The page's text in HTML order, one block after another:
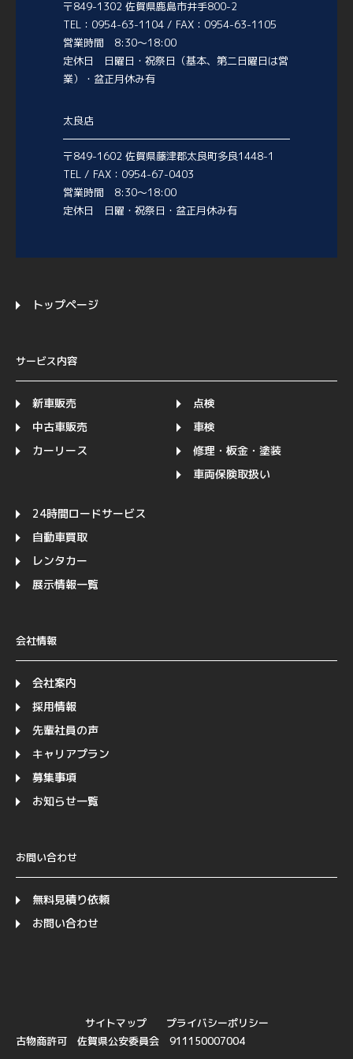
〒849-1302 佐賀県鹿島市井手800-2
TEL：0954-63-1104 / FAX：0954-63-1105
営業時間 8:30～18:00
定休日 日曜日・祝祭日（基本、第二日曜日は営
業）・盆正月休み有
太良店
〒849-1602 佐賀県藤津郡太良町多良1448-1
TEL / FAX：0954-67-0403
営業時間 8:30～18:00
定休日 日曜・祝祭日・盆正月休み有
トップページ
サービス内容
新車販売
中古車販売
カーリース
点検
車検
修理・板金・塗装
車両保険取扱い
24時間ロードサービス
自動車買取
レンタカー
展示情報一覧
会社情報
会社案内
採用情報
先輩社員の声
キャリアプラン
募集事項
お知らせ一覧
お問い合わせ
無料見積り依頼
お問い合わせ
サイトマップ
プライバシーポリシー
古物商許可 佐賀県公安委員会 911150007004